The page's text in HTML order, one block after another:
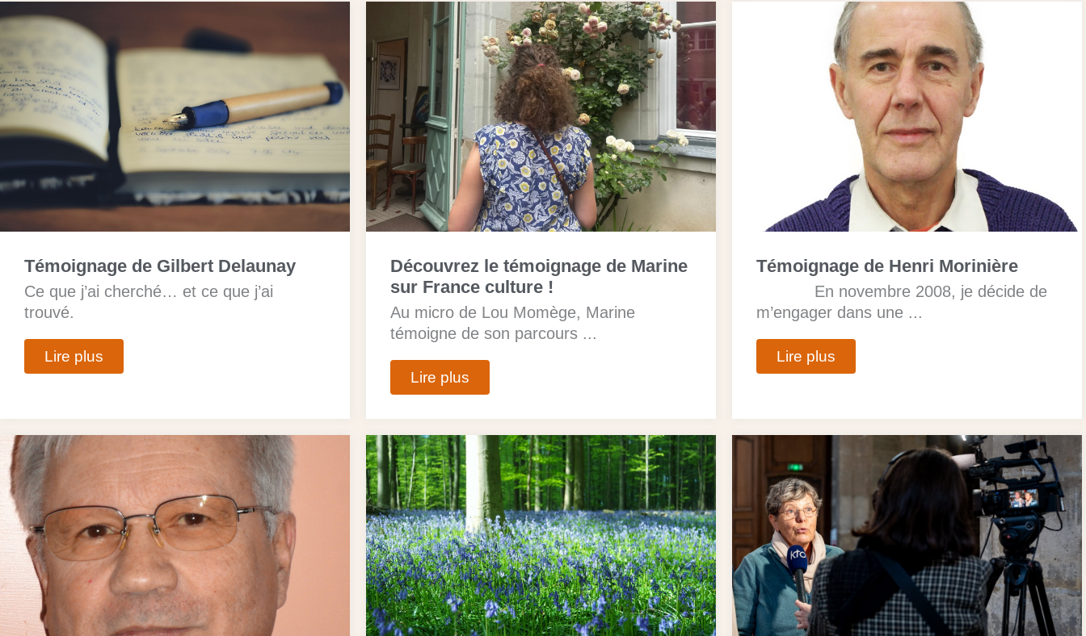
Témoignage de Gilbert Delaunay
Ce que j’ai cherché… et ce que j’ai
trouvé.
Lire plus
Découvrez le témoignage de Marine
sur France culture !
Au micro de Lou Momège, Marine
témoigne de son parcours ...
Lire plus
Témoignage de Henri Morinière
En novembre 2008, je décide de
m’engager dans une ...
Lire plus